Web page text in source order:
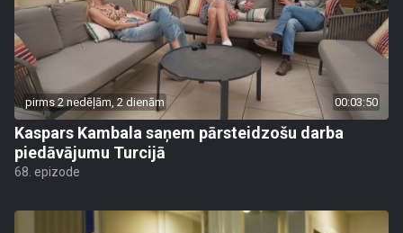
pirms 2 nedēļām, 2 dienām 00:03:50
Kaspars Kambala saņem pārsteidzošu darba
piedāvājumu Turcijā
68. epizode